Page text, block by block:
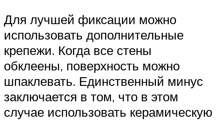
Для лучшей фиксации можно
использовать дополнительные
крепежи. Когда все стены
обклеены, поверхность можно
шпаклевать. Единственный минус
заключается в том, что в этом
случае использовать керамическую